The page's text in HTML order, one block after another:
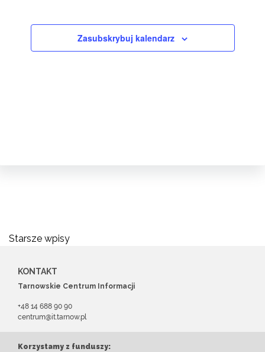
Zasubskrybuj kalendarz
Nawigacja
po
wpisach
Starsze wpisy
KONTAKT
Tarnowskie Centrum Informacji
+48 14 688 90 90
centrum@it.tarnow.pl
Korzystamy z funduszy: